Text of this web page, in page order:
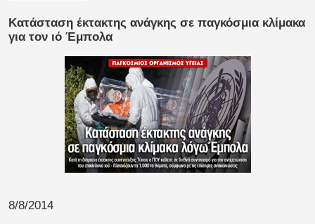
Κατάσταση έκτακτης ανάγκης σε παγκόσμια κλίμακα
για τον ιό Έμπολα
8/8/2014